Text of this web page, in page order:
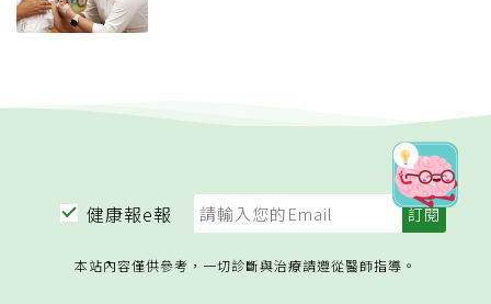
健康報e報
本站內容僅供參考，一切診斷與治療請遵從醫師指導。